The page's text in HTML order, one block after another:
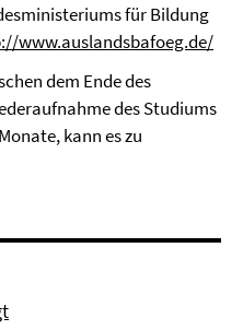
für Bildung
www.auslandsbafoeg.de/
dem Ende des
des Studiums
kann es zu